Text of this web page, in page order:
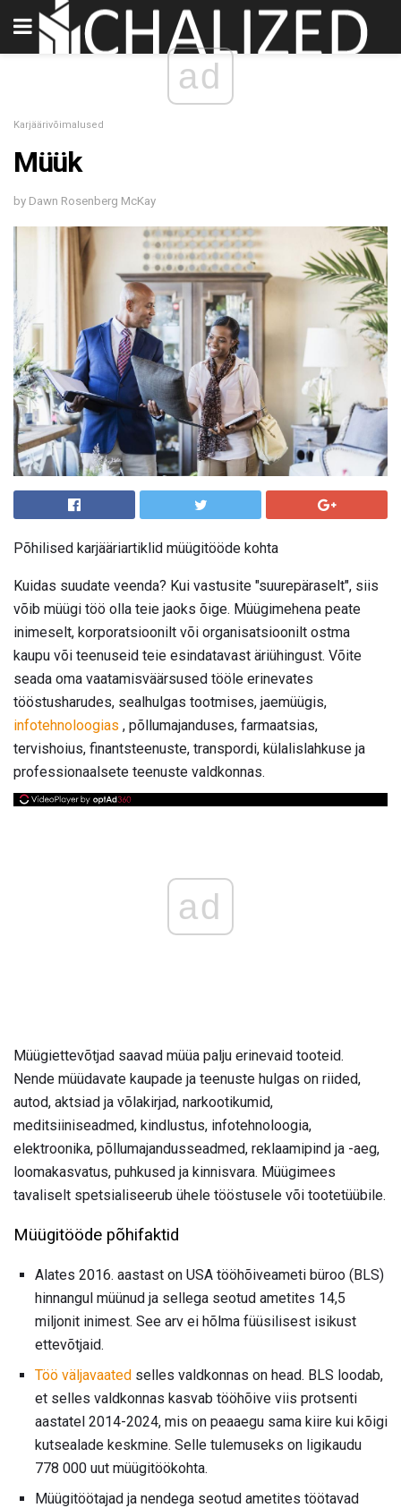
ad
Karjäärivõimalused
Müük
by Dawn Rosenberg McKay
Põhilised karjääriartiklid müügitööde kohta
Kuidas suudate veenda? Kui vastusite "suurepäraselt", siis
võib müügi töö olla teie jaoks õige. Müügimehena peate
inimeselt, korporatsioonilt või organisatsioonilt ostma
kaupu või teenuseid teie esindatavast äriühingust. Võite
seada oma vaatamisväärsused tööle erinevates
tööstusharudes, sealhulgas tootmises, jaemüügis,
infotehnoloogias , põllumajanduses, farmaatsias,
tervishoius, finantsteenuste, transpordi, külalislahkuse ja
professionaalsete teenuste valdkonnas.
ad
Müügiettevõtjad saavad müüa palju erinevaid tooteid.
Nende müüdavate kaupade ja teenuste hulgas on riided,
autod, aktsiad ja võlakirjad, narkootikumid,
meditsiiniseadmed, kindlustus, infotehnoloogia,
elektroonika, põllumajandusseadmed, reklaamipind ja -aeg,
loomakasvatus, puhkused ja kinnisvara. Müügimees
tavaliselt spetsialiseerub ühele tööstusele või tootetüübile.
Müügitööde põhifaktid
Alates 2016. aastast on USA tööhõiveameti büroo (BLS)
hinnangul müünud ​​ja sellega seotud ametites 14,5
miljonit inimest. See arv ei hõlma füüsilisest isikust
ettevõtjaid.
Töö väljavaated selles valdkonnas on head. BLS loodab,
et selles valdkonnas kasvab tööhõive viis protsenti
aastatel 2014-2024, mis on peaaegu sama kiire kui kõigi
kutsealade keskmine. Selle tulemuseks on ligikaudu
778 000 uut müügitöökohta.
Müügitöötajad ja nendega seotud ametites töötavad